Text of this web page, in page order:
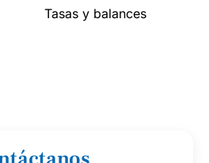
Tasas y balances